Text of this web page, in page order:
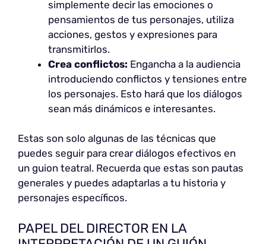
simplemente decir las emociones o
pensamientos de tus personajes, utiliza
acciones, gestos y expresiones para
transmitirlos.
Crea conflictos: Engancha a la audiencia
introduciendo conflictos y tensiones entre
los personajes. Esto hará que los diálogos
sean más dinámicos e interesantes.
Estas son solo algunas de las técnicas que
puedes seguir para crear diálogos efectivos en
un guion teatral. Recuerda que estas son pautas
generales y puedes adaptarlas a tu historia y
personajes específicos.
PAPEL DEL DIRECTOR EN LA